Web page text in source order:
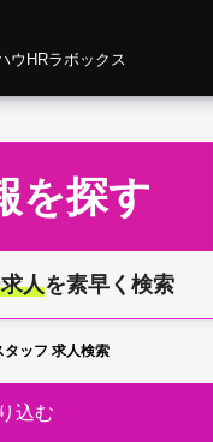
ウ HRラボックス
を探す
人を素早く検索
タッフ 求人検索
込む